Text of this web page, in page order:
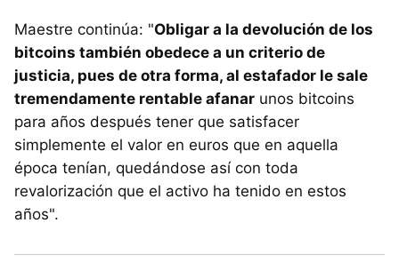
Maestre continúa: "Obligar a la devolución de los
bitcoins también obedece a un criterio de
justicia, pues de otra forma, al estafador le sale
tremendamente rentable afanar unos bitcoins
para años después tener que satisfacer
simplemente el valor en euros que en aquella
época tenían, quedándose así con toda
revalorización que el activo ha tenido en estos
años".